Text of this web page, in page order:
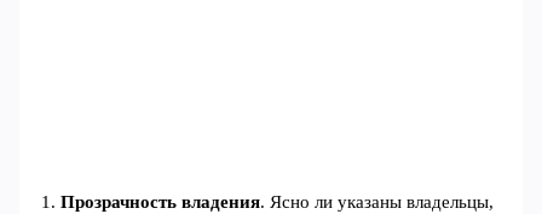
Прозрачность владения. Ясно ли указаны владельцы,